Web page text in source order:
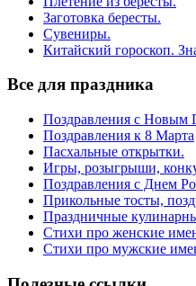
Заготовка бересты.
Сувениры.
Китайский гороскоп.
Все для праздника
Поздравления с Новым
Поздравления к 8 Марта
Пасхальные открытки.
Игры, розыгрыши,
Поздравления с Днем
Прикольные тосты,
Праздничные
Стихи про женские
Стихи про мужские